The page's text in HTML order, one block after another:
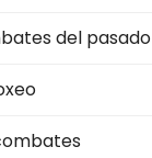
del pasado